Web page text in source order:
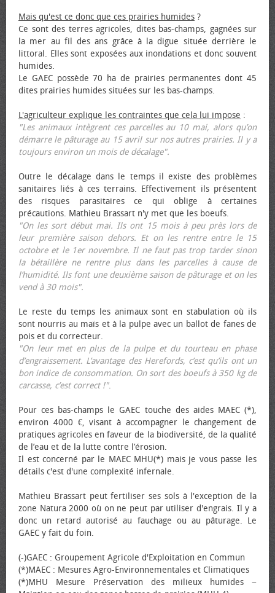
Mais qu'est ce donc que ces prairies humides ?
Ce sont des terres agricoles, dites bas-champs, gagnées sur
la mer au fil des ans grâce à la digue située derrière le
littoral. Elles sont exposées aux inondations et donc souvent
humides.
Le GAEC possède 70 ha de prairies permanentes dont 45
dites prairies humides situées sur les bas-champs.
L'agriculteur explique les contraintes que cela lui impose :
"Les animaux intègrent ces parcelles au 10 mai, alors qu’on
démarre le pâturage au 15 avril sur nos autres prairies. Il y a
toujours environ un mois de décalage".
Outre le décalage dans le temps il existe des problèmes
sanitaires liés à ces terrains. Effectivement ils présentent
des risques parasitaires ce qui oblige à certaines
précautions. Mathieu Brassart n'y met que les bœufs.
"On les sort début mai. Ils ont 15 mois à peu près lors de
leur première saison dehors. Et on les rentre entre le 15
octobre et le 1er novembre. Il ne faut pas trop tarder sinon
la bétaillère ne rentre plus dans les parcelles à cause de
l’humidité. Ils font une deuxième saison de pâturage et on les
vend à 30 mois".
Le reste du temps les animaux sont en stabulation où ils
sont nourris au maïs et à la pulpe avec un ballot de fanes de
pois et du correcteur.
"On leur met en plus de la pulpe et du tourteau en phase
d’engraissement. L’avantage des Herefords, c’est qu’ils ont un
bon indice de consommation. On sort des bœufs à 350 kg de
carcasse, c’est correct !".
Pour ces bas-champs le GAEC touche des aides MAEC (*),
environ 4000 €, visant à accompagner le changement de
pratiques agricoles en faveur de la biodiversité, de la qualité
de l’eau et de la lutte contre l’érosion.
Il est concerné par le MAEC MHU(*) mais je vous passe les
détails c'est d'une complexité infernale.
Mathieu Brassart peut fertiliser ses sols à l'exception de la
zone Natura 2000 où on ne peut par utiliser d'engrais. Il y a
donc un retard autorisé au fauchage ou au pâturage. Le
GAEC y fait du foin.
(-)GAEC : Groupement Agricole d'Exploitation en Commun
(*)MAEC : Mesures Agro-Environnementales et Climatiques
(*)MHU Mesure Préservation des milieux humides −